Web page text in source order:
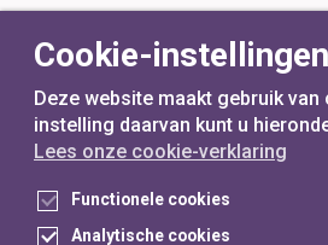
voor inwoners,met
Toegankelijkheidsverklaring
Cookie-instellingen
Deze website maakt gebruik van
instelling daarvan kunt u
Lees onze cookie-verklaring
Functionele cookies
Analytische cookies